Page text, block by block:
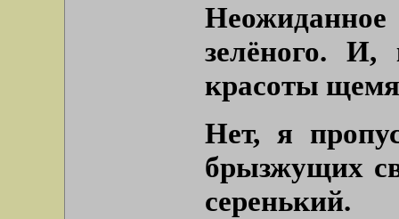
зелёного.
красоты
Нет, я
брызжущих
серенький.